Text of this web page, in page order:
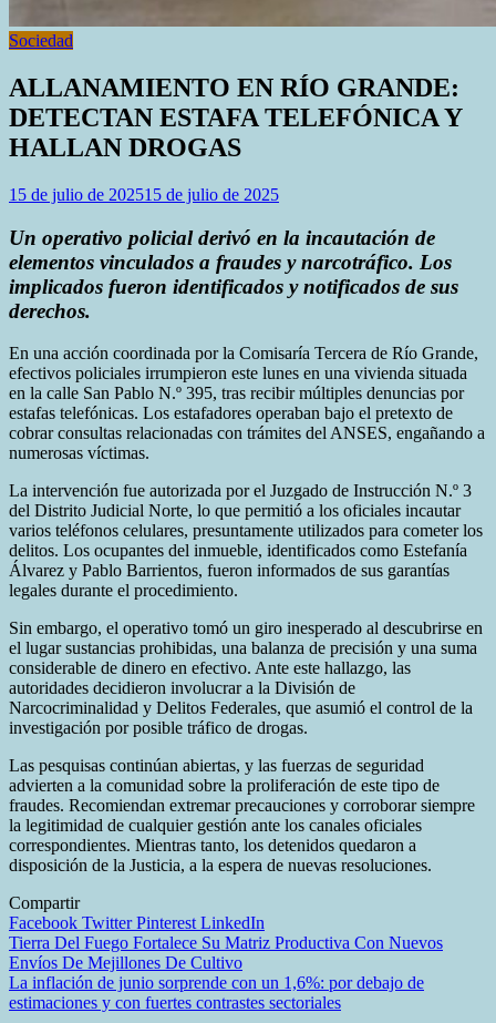
Sociedad
ALLANAMIENTO EN RÍO GRANDE:
DETECTAN ESTAFA TELEFÓNICA Y
HALLAN DROGAS
15 de julio de 202515 de julio de 2025
Un operativo policial derivó en la incautación de
elementos vinculados a fraudes y narcotráfico. Los
implicados fueron identificados y notificados de sus
derechos.
En una acción coordinada por la Comisaría Tercera de Río Grande,
efectivos policiales irrumpieron este lunes en una vivienda situada
en la calle San Pablo N.º 395, tras recibir múltiples denuncias por
estafas telefónicas. Los estafadores operaban bajo el pretexto de
cobrar consultas relacionadas con trámites del ANSES, engañando a
numerosas víctimas.
La intervención fue autorizada por el Juzgado de Instrucción N.º 3
del Distrito Judicial Norte, lo que permitió a los oficiales incautar
varios teléfonos celulares, presuntamente utilizados para cometer los
delitos. Los ocupantes del inmueble, identificados como Estefanía
Álvarez y Pablo Barrientos, fueron informados de sus garantías
legales durante el procedimiento.
Sin embargo, el operativo tomó un giro inesperado al descubrirse en
el lugar sustancias prohibidas, una balanza de precisión y una suma
considerable de dinero en efectivo. Ante este hallazgo, las
autoridades decidieron involucrar a la División de
Narcocriminalidad y Delitos Federales, que asumió el control de la
investigación por posible tráfico de drogas.
Las pesquisas continúan abiertas, y las fuerzas de seguridad
advierten a la comunidad sobre la proliferación de este tipo de
fraudes. Recomiendan extremar precauciones y corroborar siempre
la legitimidad de cualquier gestión ante los canales oficiales
correspondientes. Mientras tanto, los detenidos quedaron a
disposición de la Justicia, a la espera de nuevas resoluciones.
Compartir
Facebook TwitterPinterest LinkedIn
Navegación
de
entradas
Tierra Del Fuego Fortalece Su Matriz Productiva Con Nuevos
Envíos De Mejillones De Cultivo
La inflación de junio sorprende con un 1,6%: por debajo de
estimaciones y con fuertes contrastes sectoriales